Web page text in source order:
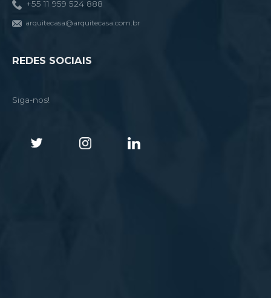
+55 11 959 524 888
arquitecasa@arquitecasa.com.br
REDES SOCIAIS
Siga-nos!